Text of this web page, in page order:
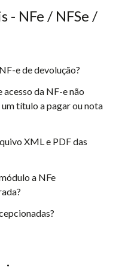
- NFe / NFSe /
e de devolução?
acesso da NF-e não
título a pagar ou nota
XML e PDF das
a NFe